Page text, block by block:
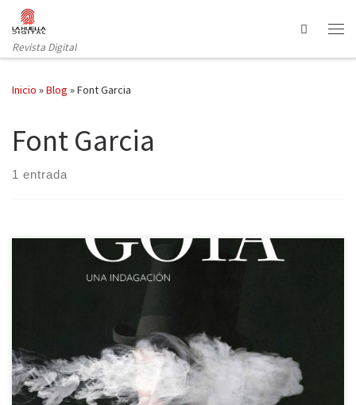
Saltar al contenido
Revista Digital
Search
Inicio »Blog »Font Garcia
Font Garcia
1 entrada
el 24 de este mes la exposición El sueño de la razón, una
perspectiva de arte contemporáneo inspirada en las obras de
Goya, sobre todo en sus célebres pinturas negras, comisariada por
Oliva Maria Rubio. Escrita y […]